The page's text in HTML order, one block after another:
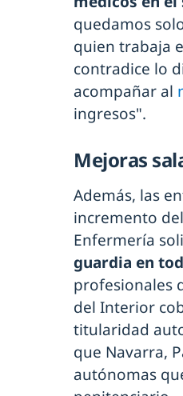
quedamos
quien trabaja
contradice lo
acompañar al
ingresos".
Mejoras
Además, las
incremento
Enfermería
guardia en
profesionales
del Interior
titularidad
que Navarra,
autónomas